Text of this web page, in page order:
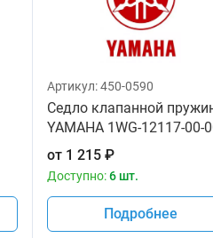
Артикул:450-0590
Седло клапанной
YAMAHA 1WG-12117-00-
от 1 215₽
Доступно:6 шт.
Подробнее